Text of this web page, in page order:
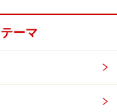
ーマ